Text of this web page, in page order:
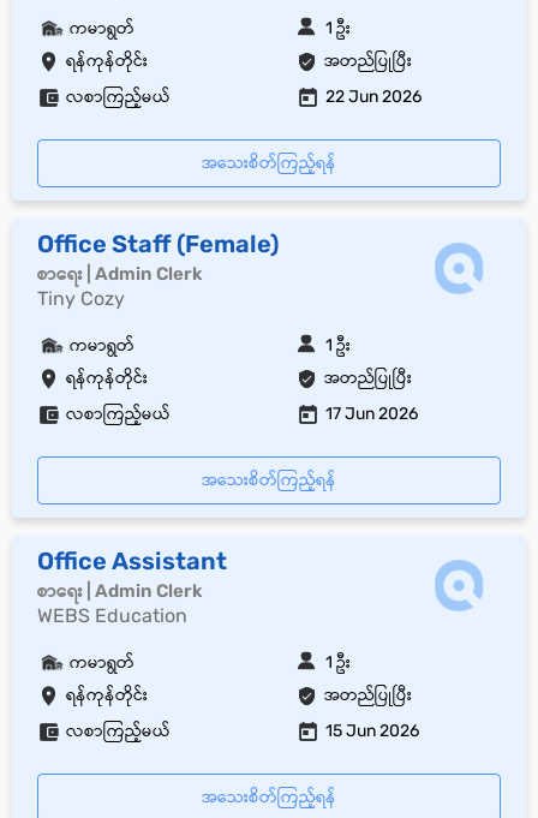
ရန်ကုန်တိုင်း အတည်ပြုပြီး
ကမာရွတ် 1 ဦး
လစာကြည့်မယ် 22 Jun 2026
အသေးစိတ်ကြည့်ရန်
Office Staff (Female)
စာရေး | Admin Clerk
Tiny Cozy
ရန်ကုန်တိုင်း အတည်ပြုပြီး
ကမာရွတ် 1 ဦး
လစာကြည့်မယ် 17 Jun 2026
အသေးစိတ်ကြည့်ရန်
Office Assistant
စာရေး | Admin Clerk
WEBS Education
ရန်ကုန်တိုင်း အတည်ပြုပြီး
ကမာရွတ် 1 ဦး
လစာကြည့်မယ် 15 Jun 2026
အသေးစိတ်ကြည့်ရန်